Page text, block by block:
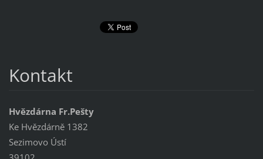
Kontakt
Hvězdárna Fr.Pešty
Ke Hvězdárně 1382
Sezimovo Ústí